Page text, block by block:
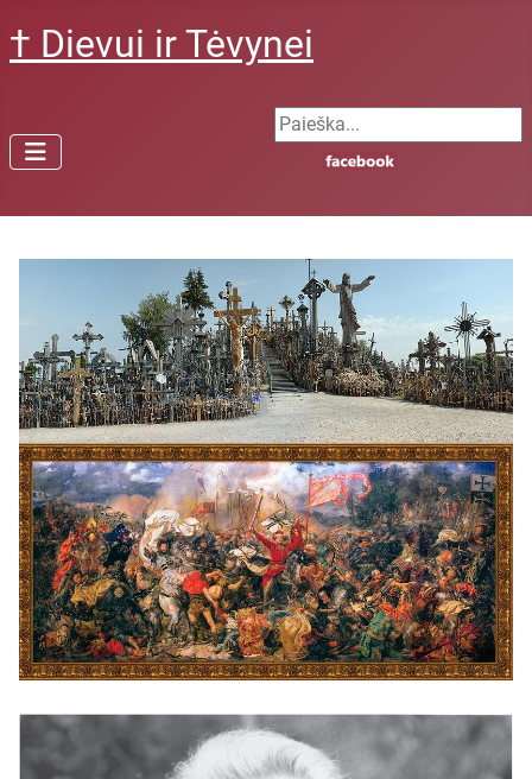
† Dievui ir Tėvynei
Search ...